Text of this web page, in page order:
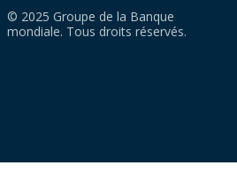
© 2025 Groupe de la Banque
mondiale. Tous droits réservés.